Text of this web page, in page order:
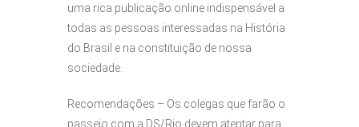
uma rica publicação online indispensável a
todas as pessoas interessadas na História
do Brasil e na constituição de nossa
sociedade.
Recomendações – Os colegas que farão o
passeio com a DS/Rio devem atentar para